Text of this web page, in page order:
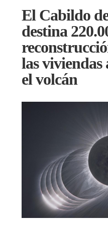
El Cabildo
destina
las viviendas
el volcán